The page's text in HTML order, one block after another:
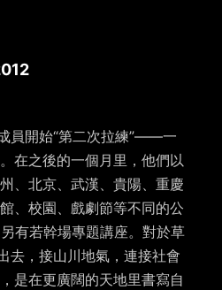
員開始“第二次拉練”——一
在之後的一個月里，他們以
、北京、武漢、貴陽、重慶
、校園、戲劇節等不同的公
有若幹場專題講座。對於草
去，接山川地氣，連接社會
是在更廣闊的天地里書寫自